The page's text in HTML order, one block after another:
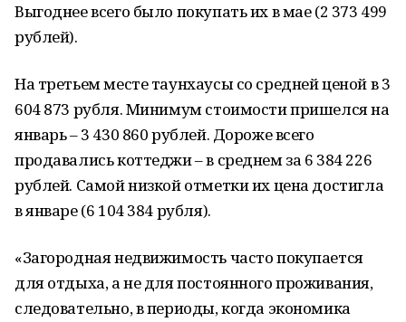
Выгоднее всего было покупать их в мае (2 373 499
рублей).
На третьем месте таунхаусы со средней ценой в 3
604 873 рубля. Минимум стоимости пришелся на
январь – 3 430 860 рублей. Дороже всего
продавались коттеджи – в среднем за 6 384 226
рублей. Самой низкой отметки их цена достигла
в январе (6 104 384 рубля).
«Загородная недвижимость часто покупается
для отдыха, а не для постоянного проживания,
следовательно, в периоды, когда экономика